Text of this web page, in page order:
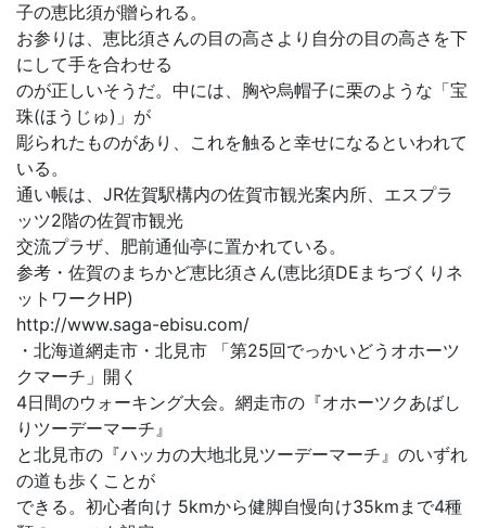
子の恵比須が贈られる。
お参りは、恵比須さんの目の高さより自分の目の高さを下
にして手を合わせる
のが正しいそうだ。中には、胸や烏帽子に栗のような「宝
珠(ほうじゅ)」が
彫られたものがあり、これを触ると幸せになるといわれて
いる。
通い帳は、JR佐賀駅構内の佐賀市観光案内所、エスプラ
ッツ2階の佐賀市観光
交流プラザ、肥前通仙亭に置かれている。
参考・佐賀のまちかど恵比須さん(恵比須DEまちづくりネ
ットワークHP)
http://www.saga-ebisu.com/
・北海道網走市・北見市 「第25回でっかいどうオホーツ
クマーチ」開く
4日間のウォーキング大会。網走市の『オホーツクあばし
りツーデーマーチ』
と北見市の『ハッカの大地北見ツーデーマーチ』のいずれ
の道も歩くことが
できる。初心者向け 5kmから健脚自慢向け35kmまで4種